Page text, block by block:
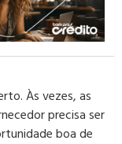
Às vezes, as
precisa ser
boa de